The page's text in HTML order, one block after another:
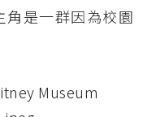
角是一群因為校園